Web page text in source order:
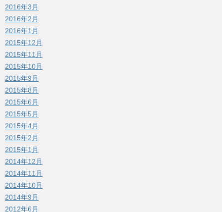
2016年3月
2016年2月
2016年1月
2015年12月
2015年11月
2015年10月
2015年9月
2015年8月
2015年6月
2015年5月
2015年4月
2015年2月
2015年1月
2014年12月
2014年11月
2014年10月
2014年9月
2012年6月